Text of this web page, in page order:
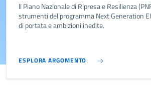
ll Piano Nazionale di Ripresa e Resilienza
strumenti del programma Next Generation
di portata e ambizioni inedite.
ESPLORA ARGOMENTO